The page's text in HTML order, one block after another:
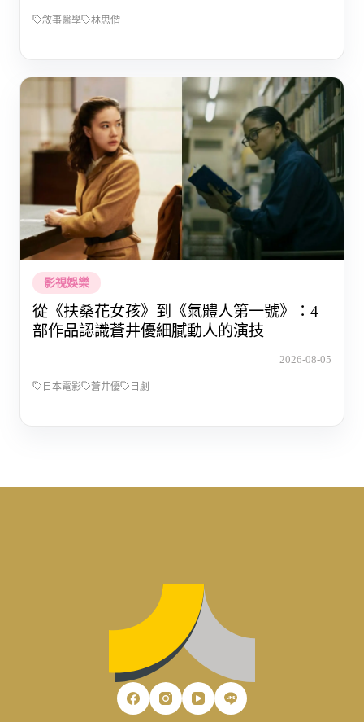
敘事醫學 林思偕
影視娛樂
從《扶桑花女孩》到《氣體人第一號》：4
部作品認識蒼井優細膩動人的演技
2026-08-05
日本電影 蒼井優 日劇